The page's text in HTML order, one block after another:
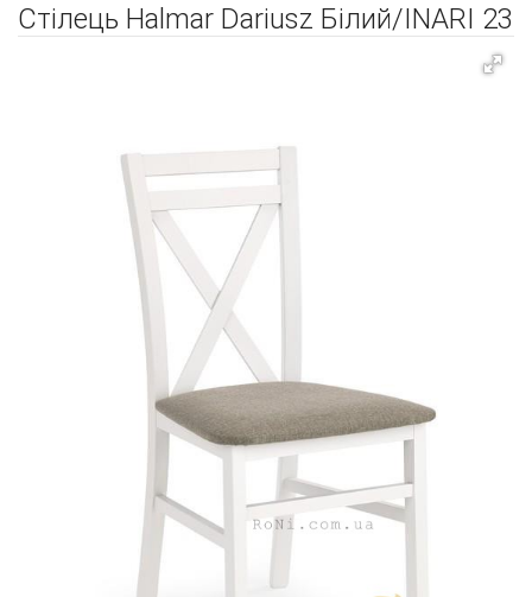
Стілець Halmar Dariusz Білий/INARI 23